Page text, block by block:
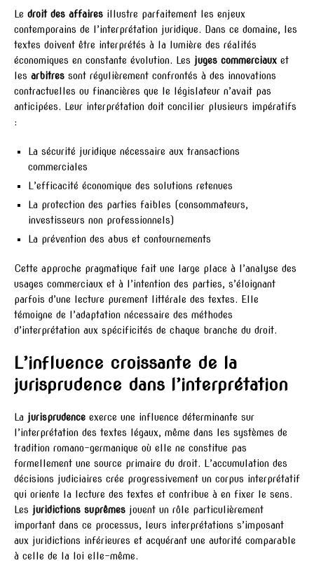
Le droit des affaires illustre parfaitement les enjeux
contemporains de l’interprétation juridique. Dans ce domaine, les
textes doivent être interprétés à la lumière des réalités
économiques en constante évolution. Les juges commerciaux et
les arbitres sont régulièrement confrontés à des innovations
contractuelles ou financières que le législateur n’avait pas
anticipées. Leur interprétation doit concilier plusieurs impératifs
:
La sécurité juridique nécessaire aux transactions
commerciales
L’efficacité économique des solutions retenues
La protection des parties faibles (consommateurs,
investisseurs non professionnels)
La prévention des abus et contournements
Cette approche pragmatique fait une large place à l’analyse des
usages commerciaux et à l’intention des parties, s’éloignant
parfois d’une lecture purement littérale des textes. Elle
témoigne de l’adaptation nécessaire des méthodes
d’interprétation aux spécificités de chaque branche du droit.
L’influence croissante de la
jurisprudence dans l’interprétation
La jurisprudence exerce une influence déterminante sur
l’interprétation des textes légaux, même dans les systèmes de
tradition romano-germanique où elle ne constitue pas
formellement une source primaire du droit. L’accumulation des
décisions judiciaires crée progressivement un corpus interprétatif
qui oriente la lecture des textes et contribue à en fixer le sens.
Les juridictions suprêmes jouent un rôle particulièrement
important dans ce processus, leurs interprétations s’imposant
aux juridictions inférieures et acquérant une autorité comparable
à celle de la loi elle-même.